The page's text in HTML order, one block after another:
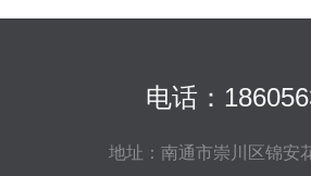
电话：
地址：南通市崇川区锦安